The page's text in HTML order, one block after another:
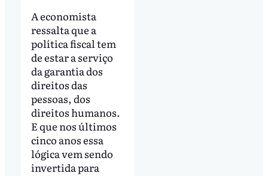
A economista
ressalta que a
política fiscal tem
de estar a serviço
da garantia dos
direitos das
pessoas, dos
direitos humanos.
E que nos últimos
cinco anos essa
lógica vem sendo
invertida para